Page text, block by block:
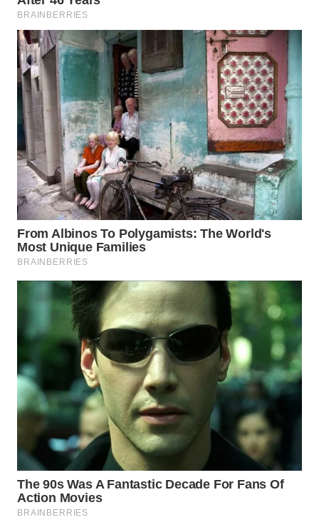
KALTENG
WN
KALTARA
WN
KALSEL
WN
KALTIM
WN
SULSEL
WN
WN
MALUKU
WN
MALUT
WN
DAIRI
WN